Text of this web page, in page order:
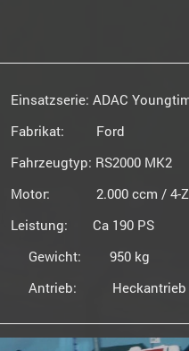
Einsatzserie: ADAC
Fabrikat: Ford
Fahrzeugtyp: RS2000 MK2
Motor: 2.000 ccm / 4-
Leistung: Ca 190 PS
kg